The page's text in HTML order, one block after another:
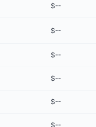
$--
$--
$--
$--
$--
$--